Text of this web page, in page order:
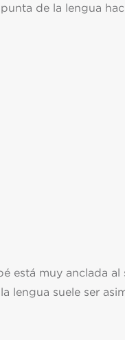
de la lengua
está muy anclada al
lengua suele ser